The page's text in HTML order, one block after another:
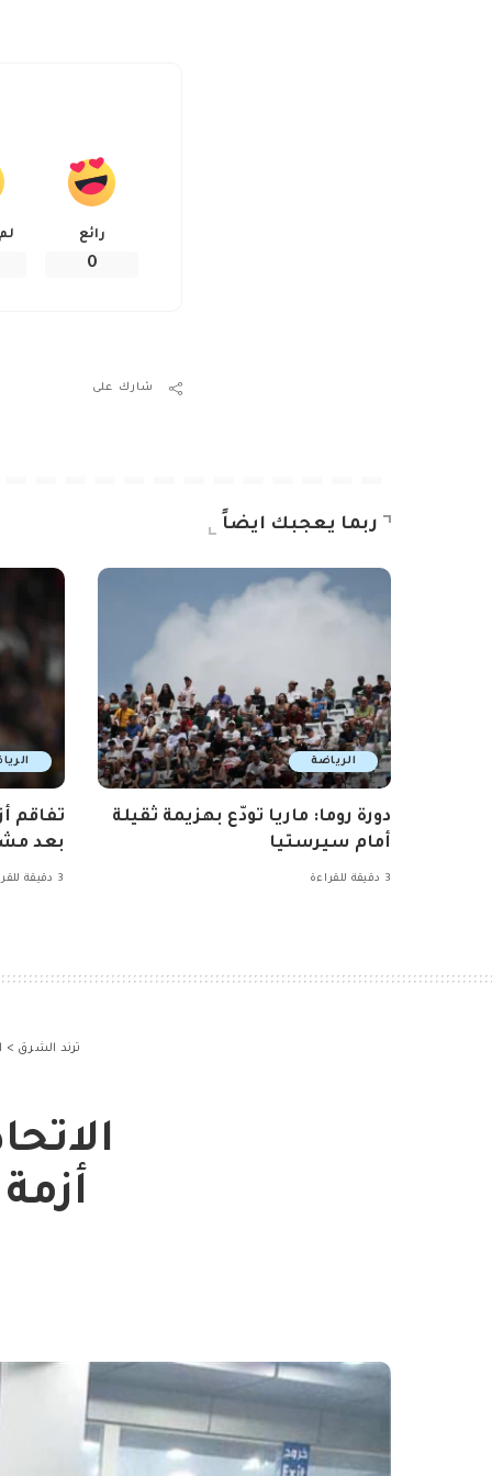
رائع
0
شارك على
ربما يعجبك ايضاً
الرياضة
دورة روما: ماريا تودّع بهزيمة ثقيلة
أمام سيرستيا
3 دقيقة للقراءة
تفاقم
بعد
3 دقيقة للقراءة
ترند الشرق >